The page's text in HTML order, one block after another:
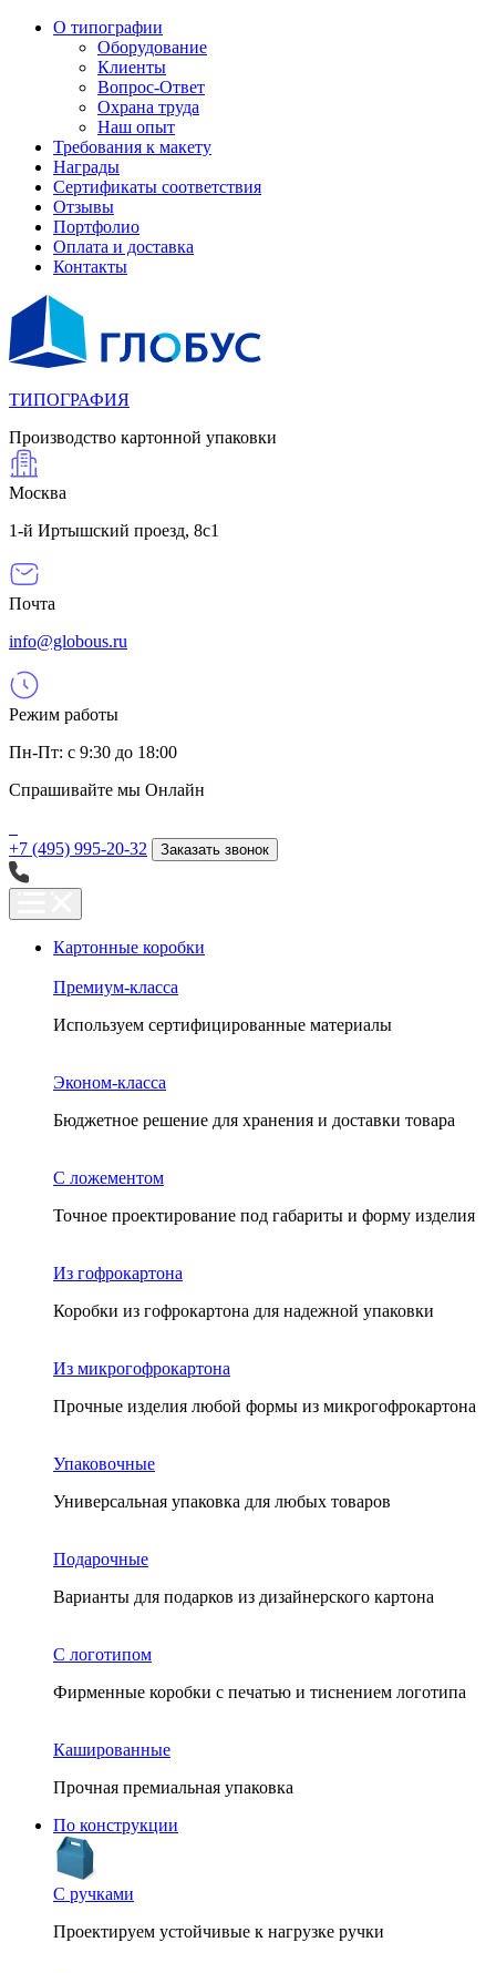
О типографии
Оборудование
Клиенты
Вопрос-Ответ
Охрана труда
Наш опыт
Требования к макету
Награды
Сертификаты соответствия
Отзывы
Портфолио
Оплата и доставка
Контакты
ТИПОГРАФИЯ
Производство картонной упаковки
Москва
1-й Иртышский проезд, 8с1
Почта
info@globous.ru
Режим работы
Пн-Пт: с 9:30 до 18:00
Спрашивайте мы Онлайн
+7 (495) 995-20-32 Заказать звонок
Картонные коробки
Премиум-класса
Используем сертифицированные материалы
Эконом-класса
Бюджетное решение для хранения и доставки товара
С ложементом
Точное проектирование под габариты и форму изделия
Из гофрокартона
Коробки из гофрокартона для надежной упаковки
Из микрогофрокартона
Прочные изделия любой формы из микрогофрокартона
Упаковочные
Универсальная упаковка для любых товаров
Подарочные
Варианты для подарков из дизайнерского картона
С логотипом
Фирменные коробки с печатью и тиснением логотипа
Кашированные
Прочная премиальная упаковка
По конструкции
С ручками
Проектируем устойчивые к нагрузке ручки